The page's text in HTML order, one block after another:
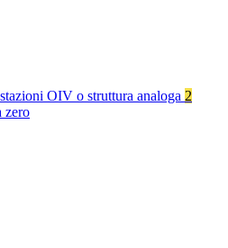
OIV o struttura analoga 2
zero